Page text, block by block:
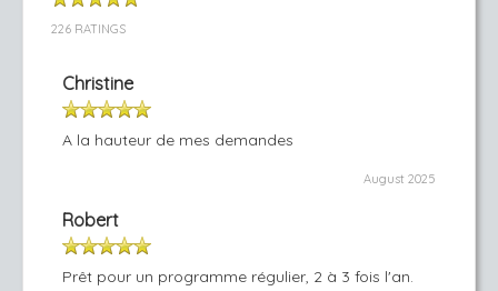
226 RATINGS
Christine
A la hauteur de mes demandes
August 2025
Robert
Prêt pour un programme régulier, 2 à 3 fois l'an.